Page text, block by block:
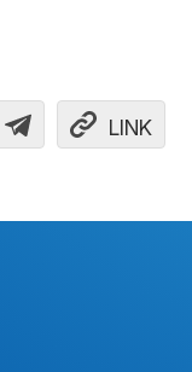
LINK